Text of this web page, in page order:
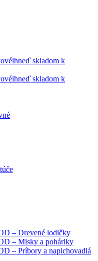
ihneď skladom k
ihneď skladom k
– Drevené lodičky
– Misky a poháriky
– Príbory a napichovadlá